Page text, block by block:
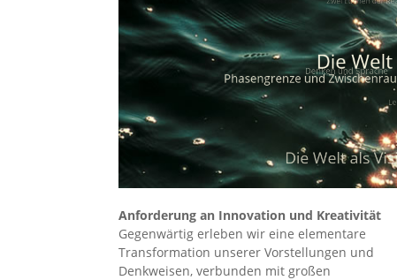
Anforderung an Innovation und Kreativität
Gegenwärtig erleben wir eine elementare
Transformation unserer Vorstellungen und
Denkweisen, verbunden mit großen